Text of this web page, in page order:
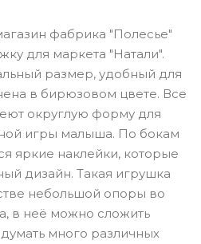
фабрика "Полесье"
для маркета "Натали".
размер, удобный для
в бирюзовом цвете. Все
округлую форму для
игры малыша. По бокам
яркие наклейки, которые
дизайн. Такая игрушка
небольшой опоры во
в неё можно сложить
много различных